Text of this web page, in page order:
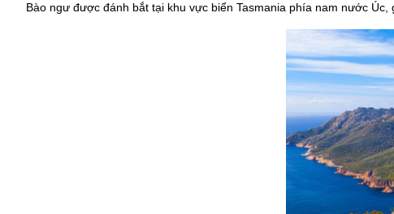
Bào ngư được đánh bắt tại khu vực biển Tasmania phía nam nước